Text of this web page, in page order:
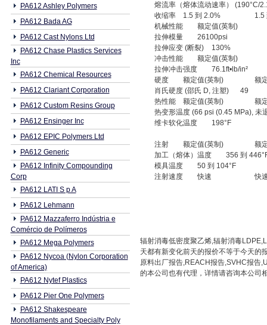
PA612 Ashley Polymers
PA612 Bada AG
PA612 Cast Nylons Ltd
PA612 Chase Plastics Services
Inc
PA612 Chemical Resources
PA612 Clariant Corporation
PA612 Custom Resins Group
PA612 Ensinger Inc
PA612 EPIC Polymers Ltd
PA612 Generic
PA612 Infinity Compounding
Corp
PA612 LATI S p A
PA612 Lehmann
PA612 Mazzaferro Indústria e
Comércio de Polímeros
PA612 Mega Polymers
PA612 Nycoa (Nylon Corporation
of America)
PA612 Nytef Plastics
PA612 Pier One Polymers
PA612 Shakespeare
Monofilaments and Specialty Poly
熔流率（熔体流动速率） (190°C/
收缩率
1.5 到 2.0%
1.5
机械性能
额定值(英制)
拉伸模量
26100psi
拉伸应变 (断裂)
130%
冲击性能
额定值(英制)
拉伸冲击强度
76.1ft•lb/in²
硬度
额定值(英制)
额
肖氏硬度 (邵氏 D, 注塑)
49
热性能
额定值(英制)
额
热变形温度 (66 psi (0.45 MPa), 未
维卡软化温度
198°F
注射 额定值(英制)
额
加工（熔体）温度
356 到
模具温度
50 到 104°F
注射速度
快速 快
辐射消毒低密度聚乙烯,辐射消毒
天都有新变化前天的报价不等于今天的
原料出厂报告,REACH报告,SVHC报告
的本公司也有代理，详情请咨询本公